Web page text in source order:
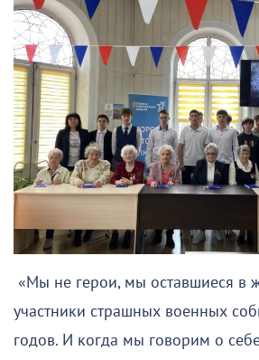
«Мы не герои, мы оставшиеся в
участники страшных военных
годов. И когда мы говорим о